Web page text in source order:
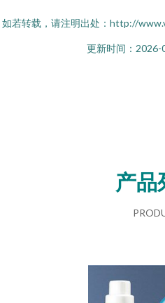
如若转载，请注明出处：http://
更新时间：2026-
产品